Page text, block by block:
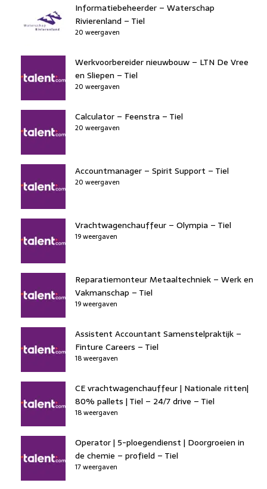
Informatiebeheerder – Waterschap
Rivierenland – Tiel
20 weergaven
Werkvoorbereider nieuwbouw – LTN De Vree
en Sliepen – Tiel
20 weergaven
Calculator – Feenstra – Tiel
20 weergaven
Accountmanager – Spirit Support – Tiel
20 weergaven
Vrachtwagenchauffeur – Olympia – Tiel
19 weergaven
Reparatiemonteur Metaaltechniek – Werk en
Vakmanschap – Tiel
19 weergaven
Assistent Accountant Samenstelpraktijk –
Finture Careers – Tiel
18 weergaven
CE vrachtwagenchauffeur | Nationale ritten|
80% pallets | Tiel – 24/7 drive – Tiel
18 weergaven
Operator | 5-ploegendienst | Doorgroeien in
de chemie – profield – Tiel
17 weergaven